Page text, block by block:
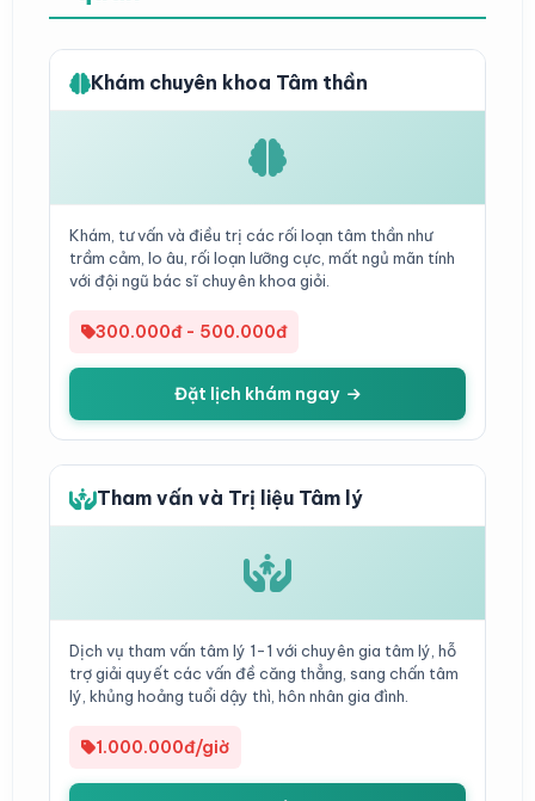
Khám chuyên khoa Tâm thần
Khám, tư vấn và điều trị các rối loạn tâm thần như
trầm cảm, lo âu, rối loạn lưỡng cực, mất ngủ mãn tính
với đội ngũ bác sĩ chuyên khoa giỏi.
300.000đ - 500.000đ
Đặt lịch khám ngay
Tham vấn và Trị liệu Tâm lý
Dịch vụ tham vấn tâm lý 1-1 với chuyên gia tâm lý, hỗ
trợ giải quyết các vấn đề căng thẳng, sang chấn tâm
lý, khủng hoảng tuổi dậy thì, hôn nhân gia đình.
1.000.000đ/giờ